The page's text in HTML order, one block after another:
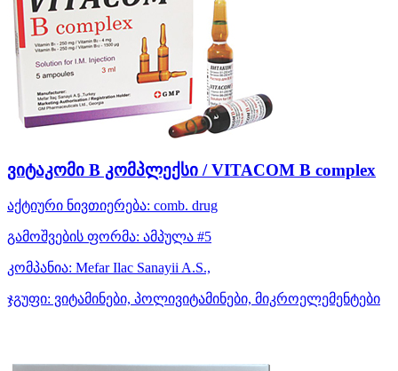
ვიტაკომი B კომპლექსი / VITACOM B complex
აქტიური ნივთიერება: comb. drug
გამოშვების ფორმა: ამპულა #5
კომპანია: Mefar Ilac Sanayii A.S.,
ჯგუფი: ვიტამინები, პოლივიტამინები, მიკროელემენტები